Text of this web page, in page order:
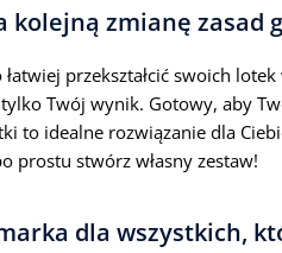
kolejną zmianę zasad
łatwiej przekształcić swoich
Twój wynik. Gotowy, aby
to idealne rozwiązanie dla
prostu stwórz własny zestaw!
dla wszystkich,